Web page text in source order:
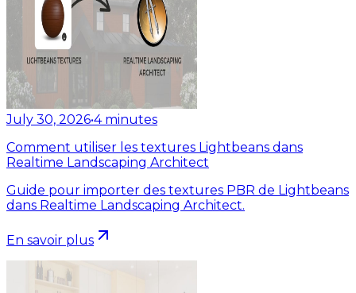
July 30, 2026•4 minutes
Comment utiliser les textures Lightbeans dans
Realtime Landscaping Architect
Guide pour importer des textures PBR de Lightbeans
dans Realtime Landscaping Architect.
En savoir plus